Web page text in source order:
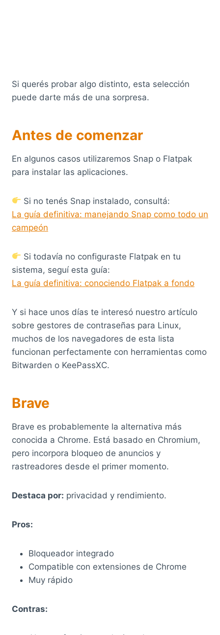
Si querés probar algo distinto, esta selección
puede darte más de una sorpresa.
Antes de comenzar
En algunos casos utilizaremos Snap o Flatpak
para instalar las aplicaciones.
Si no tenés Snap instalado, consultá:
La guía definitiva: manejando Snap como todo un
campeón
Si todavía no configuraste Flatpak en tu
sistema, seguí esta guía:
La guía definitiva: conociendo Flatpak a fondo
Y si hace unos días te interesó nuestro artículo
sobre gestores de contraseñas para Linux,
muchos de los navegadores de esta lista
funcionan perfectamente con herramientas como
Bitwarden o KeePassXC.
Brave
Brave es probablemente la alternativa más
conocida a Chrome. Está basado en Chromium,
pero incorpora bloqueo de anuncios y
rastreadores desde el primer momento.
Destaca por: privacidad y rendimiento.
Pros:
Bloqueador integrado
Compatible con extensiones de Chrome
Muy rápido
Contras: